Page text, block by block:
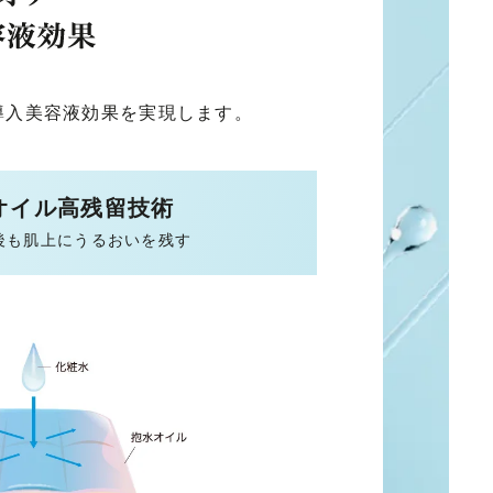
美容液効果を実現します。
イル高残留技術
も肌上にうるおいを残す